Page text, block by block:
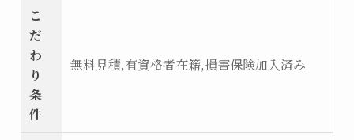
こ
だ
わ
り
条
件
無料見積,有資格者在籍,損害保険加入済み